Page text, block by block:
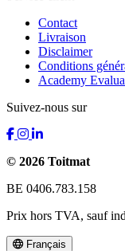
Contact
Livraison
Disclaimer
Conditions
Academy
Suivez-nous sur
© 2026 Toitmat
BE 0406.783.158
Prix hors TVA, sauf
Français